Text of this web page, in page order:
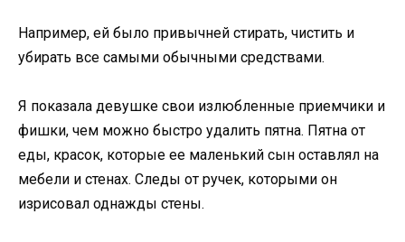
Например, ей было привычней стирать, чистить и
убирать все самыми обычными средствами.
Я показала девушке свои излюбленные приемчики и
фишки, чем можно быстро удалить пятна. Пятна от
еды, красок, которые ее маленький сын оставлял на
мебели и стенах. Следы от ручек, которыми он
изрисовал однажды стены.